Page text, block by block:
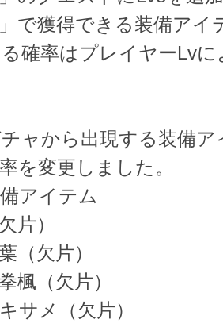
で獲得できる装備アイ
確率はプレイヤーLv
チャから出現する装備
を変更しました。
アイテム
片）
（欠片）
楓（欠片）
サメ（欠片）